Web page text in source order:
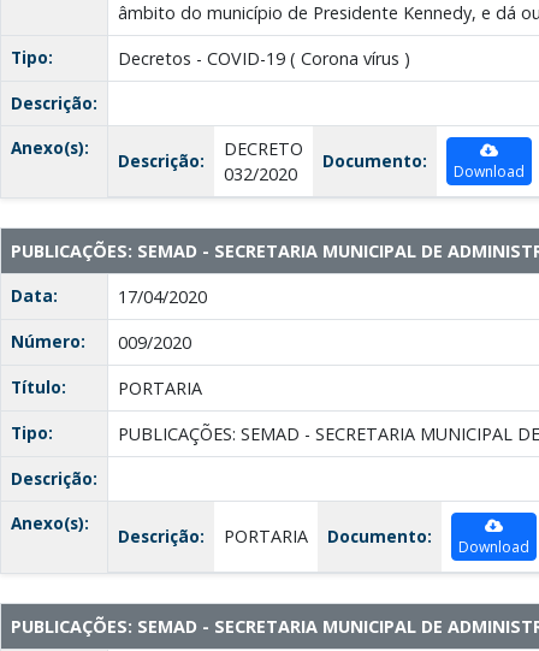
âmbito do município de Presidente Kennedy, e dá
Tipo:
Decretos - COVID-19 ( Corona vírus )
Descrição:
Anexo(s):
Descrição:
DECRETO
032/2020
Documento: Download
PUBLICAÇÕES: SEMAD - SECRETARIA MUNICIPAL DE
Data:
17/04/2020
Número:
009/2020
Título:
PORTARIA
Tipo:
PUBLICAÇÕES: SEMAD - SECRETARIA MUNICIPAL
Descrição:
Anexo(s):
Descrição: PORTARIA Documento: Download
PUBLICAÇÕES: SEMAD - SECRETARIA MUNICIPAL DE